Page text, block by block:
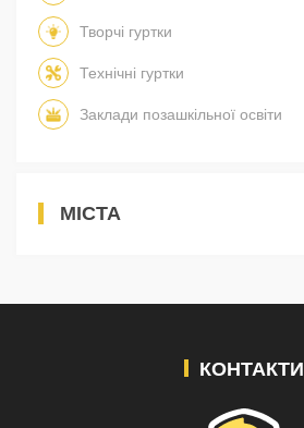
Творчі гуртки
Технічні гуртки
Заклади позашкільної освіти
МІСТА
КОНТАКТИ